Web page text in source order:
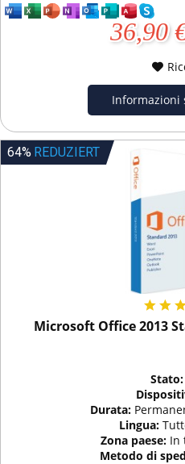
36,90
Informazioni
64% REDUZIERT
Microsoft Office 2013
Stato:
Durata:
Lingua:
Zona paese: In
Metodo di